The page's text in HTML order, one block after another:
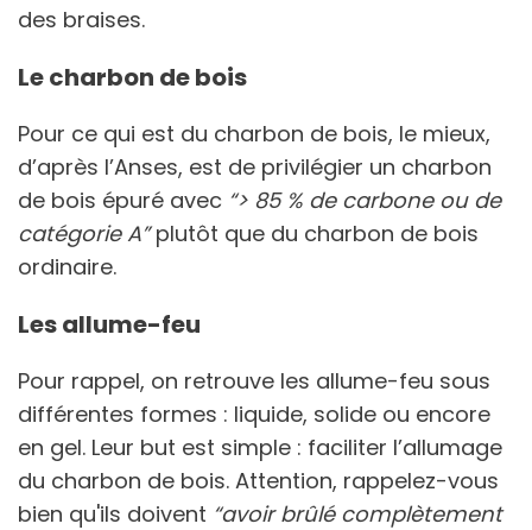
des braises.
Le charbon de bois
Pour ce qui est du charbon de bois, le mieux,
d’après l’Anses, est de privilégier un charbon
de bois épuré avec “> 85 % de carbone ou de
catégorie A”plutôt que du charbon de bois
ordinaire.
Les allume-feu
Pour rappel, on retrouve les allume-feu sous
différentes formes : liquide, solide ou encore
en gel. Leur but est simple : faciliter l’allumage
du charbon de bois. Attention, rappelez-vous
bien qu'ils doivent “avoir brûlé complètement